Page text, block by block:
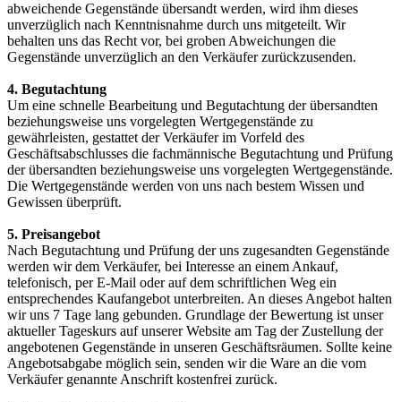
abweichende Gegenstände übersandt werden, wird ihm dieses
unverzüglich nach Kenntnisnahme durch uns mitgeteilt. Wir
behalten uns das Recht vor, bei groben Abweichungen die
Gegenstände unverzüglich an den Verkäufer zurückzusenden.
4. Begutachtung
Um eine schnelle Bearbeitung und Begutachtung der übersandten
beziehungsweise uns vorgelegten Wertgegenstände zu
gewährleisten, gestattet der Verkäufer im Vorfeld des
Geschäftsabschlusses die fachmännische Begutachtung und Prüfung
der übersandten beziehungsweise uns vorgelegten Wertgegenstände.
Die Wertgegenstände werden von uns nach bestem Wissen und
Gewissen überprüft.
5. Preisangebot
Nach Begutachtung und Prüfung der uns zugesandten Gegenstände
werden wir dem Verkäufer, bei Interesse an einem Ankauf,
telefonisch, per E-Mail oder auf dem schriftlichen Weg ein
entsprechendes Kaufangebot unterbreiten. An dieses Angebot halten
wir uns 7 Tage lang gebunden. Grundlage der Bewertung ist unser
aktueller Tageskurs auf unserer Website am Tag der Zustellung der
angebotenen Gegenstände in unseren Geschäftsräumen. Sollte keine
Angebotsabgabe möglich sein, senden wir die Ware an die vom
Verkäufer genannte Anschrift kostenfrei zurück.